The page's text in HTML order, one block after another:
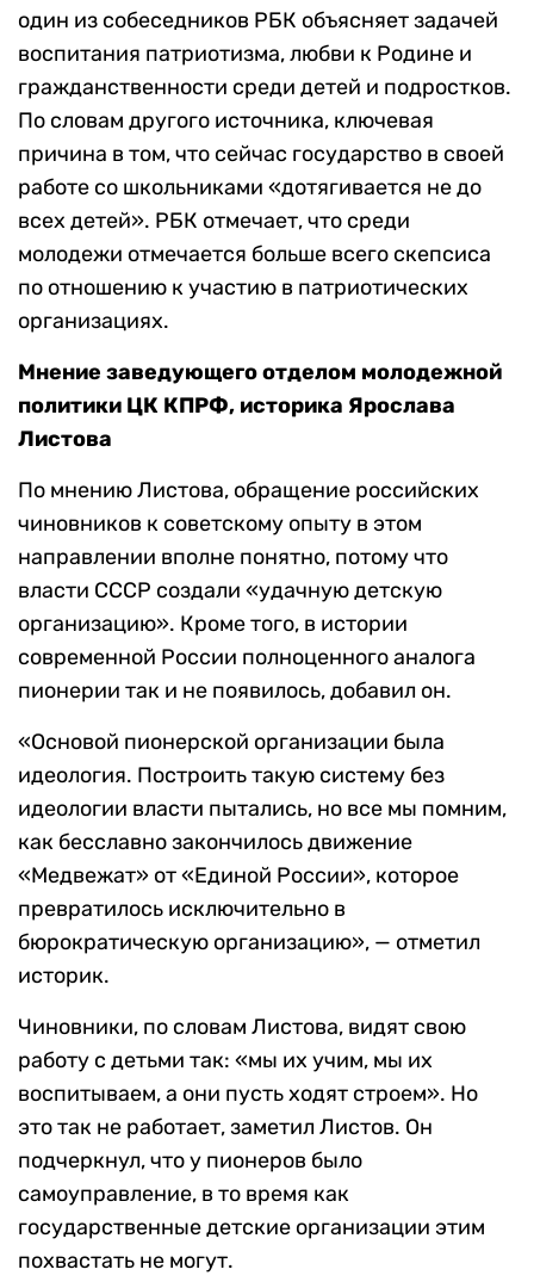
один из собеседников РБК объясняет задачей
воспитания патриотизма, любви к Родине и
гражданственности среди детей и подростков.
По словам другого источника, ключевая
причина в том, что сейчас государство в своей
работе со школьниками «дотягивается не до
всех детей». РБК отмечает, что среди
молодежи отмечается больше всего скепсиса
по отношению к участию в патриотических
организациях.
Мнение заведующего отделом молодежной
политики ЦК КПРФ, историка Ярослава
Листова
По мнению Листова, обращение российских
чиновников к советскому опыту в этом
направлении вполне понятно, потому что
власти СССР создали «удачную детскую
организацию». Кроме того, в истории
современной России полноценного аналога
пионерии так и не появилось, добавил он.
«Основой пионерской организации была
идеология. Построить такую систему без
идеологии власти пытались, но все мы помним,
как бесславно закончилось движение
«Медвежат» от «Единой России», которое
превратилось исключительно в
бюрократическую организацию», — отметил
историк.
Чиновники, по словам Листова, видят свою
работу с детьми так: «мы их учим, мы их
воспитываем, а они пусть ходят строем». Но
это так не работает, заметил Листов. Он
подчеркнул, что у пионеров было
самоуправление, в то время как
государственные детские организации этим
похвастать не могут.